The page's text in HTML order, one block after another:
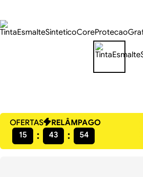
OFERTAS
RELÂMPAGO
15
43 54